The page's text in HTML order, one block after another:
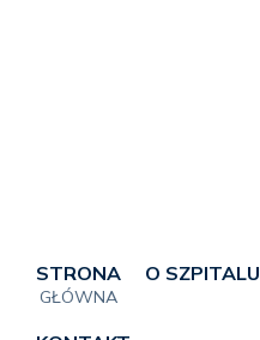
STRONA
GŁÓWNA
O SZPITALU